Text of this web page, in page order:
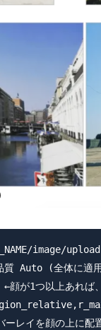
image/upload
Auto (全体に適
が1つ以上あれば
レイを顔の上に配